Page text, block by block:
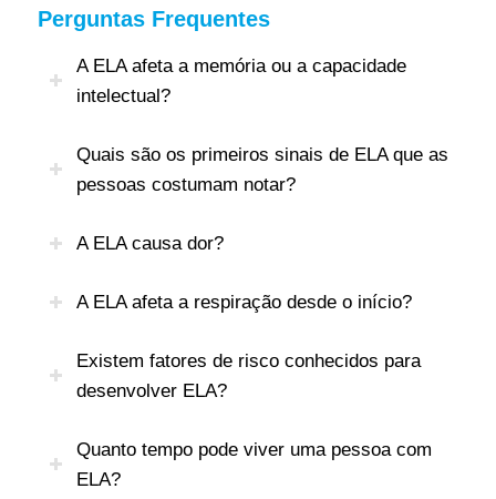
Perguntas Frequentes
A ELA afeta a memória ou a capacidade
intelectual?
Quais são os primeiros sinais de ELA que as
pessoas costumam notar?
A ELA causa dor?
A ELA afeta a respiração desde o início?
Existem fatores de risco conhecidos para
desenvolver ELA?
Quanto tempo pode viver uma pessoa com
ELA?